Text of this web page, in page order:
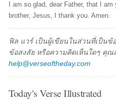
I am so glad, dear Father, that I
brother, Jesus, I thank you. Amen.
ฟิล แวร์ เป็นผู้เขียนในส่วนที่เป็น
ข้อสงสัย หรือความคิดเห็นใดๆ คุณ
help@verseoftheday.com
Today's Verse Illustrated